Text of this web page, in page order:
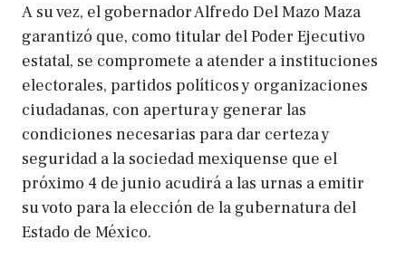
A su vez, el gobernador Alfredo Del Mazo Maza
garantizó que, como titular del Poder Ejecutivo
estatal, se compromete a atender a instituciones
electorales, partidos políticos y organizaciones
ciudadanas, con apertura y generar las
condiciones necesarias para dar certeza y
seguridad a la sociedad mexiquense que el
próximo 4 de junio acudirá a las urnas a emitir
su voto para la elección de la gubernatura del
Estado de México.